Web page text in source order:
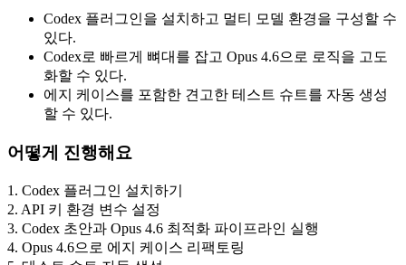
Codex 플러그인을 설치하고 멀티 모델 환경을 구성할 수
있다.
Codex로 빠르게 뼈대를 잡고 Opus 4.6으로 로직을 고도
화할 수 있다.
에지 케이스를 포함한 견고한 테스트 슈트를 자동 생성
할 수 있다.
어떻게 진행해요
1 . Codex 플러그인 설치하기
2. API 키 환경 변수 설정
3. Codex 초안과 Opus 4.6 최적화 파이프라인 실행
4. Opus 4.6으로 에지 케이스 리팩토링